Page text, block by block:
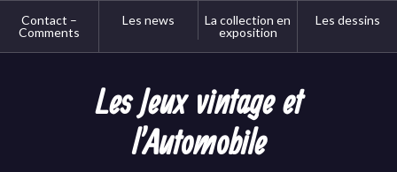
Contact –
Comments
Les news
La collection en
exposition
Les dessins
Les Jeux vintage et
l'Automobile